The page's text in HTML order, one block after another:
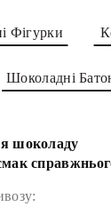
Фігурки
Шоколадні
шоколаду